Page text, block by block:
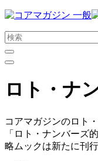
メ
ン
コ
ン
ン
ス
ッ
ロト・ナ
コアマガジンのロト
「ロト・ナンバーズ
略ムックは新たに刊